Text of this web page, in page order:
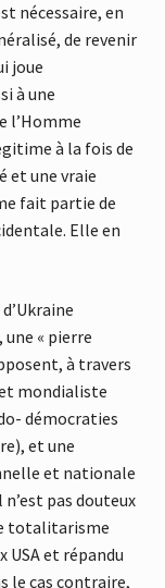
nécessaire, en
de revenir
joue
à une
l’Homme
à la fois de
et une vraie
fait partie de
Elle en
« pierre
à travers
mondialiste
démocraties
et une
et nationale
pas douteux
totalitarisme
et répandu
le cas contraire,